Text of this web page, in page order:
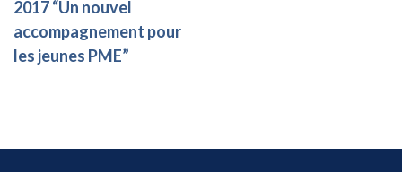
2017 “Un nouvel
accompagnement pour
les jeunes PME”